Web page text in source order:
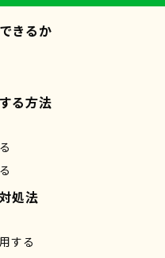
きるか
る方法
処法
する